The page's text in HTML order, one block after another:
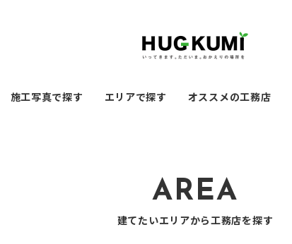
施工写真で探す エリアで探す オススメの工務店
AREA
建てたいエリアから工務店を探す